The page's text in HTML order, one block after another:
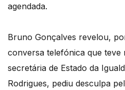
agendada.
Bruno Gonçalves revelou,
conversa telefónica que teve
secretária de Estado da
Rodrigues, pediu desculpa